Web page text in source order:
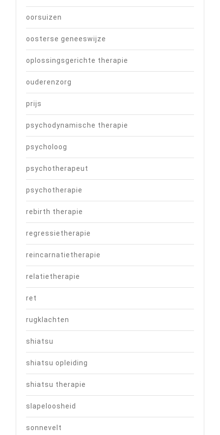
oorsuizen
oosterse geneeswijze
oplossingsgerichte therapie
ouderenzorg
prijs
psychodynamische therapie
psycholoog
psychotherapeut
psychotherapie
rebirth therapie
regressietherapie
reincarnatietherapie
relatietherapie
ret
rugklachten
shiatsu
shiatsu opleiding
shiatsu therapie
slapeloosheid
sonnevelt